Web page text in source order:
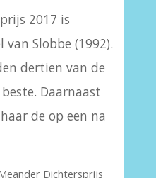
2017 is
Slobbe (1992).
dertien van de
Daarnaast
de op een na
Dichtersprijs